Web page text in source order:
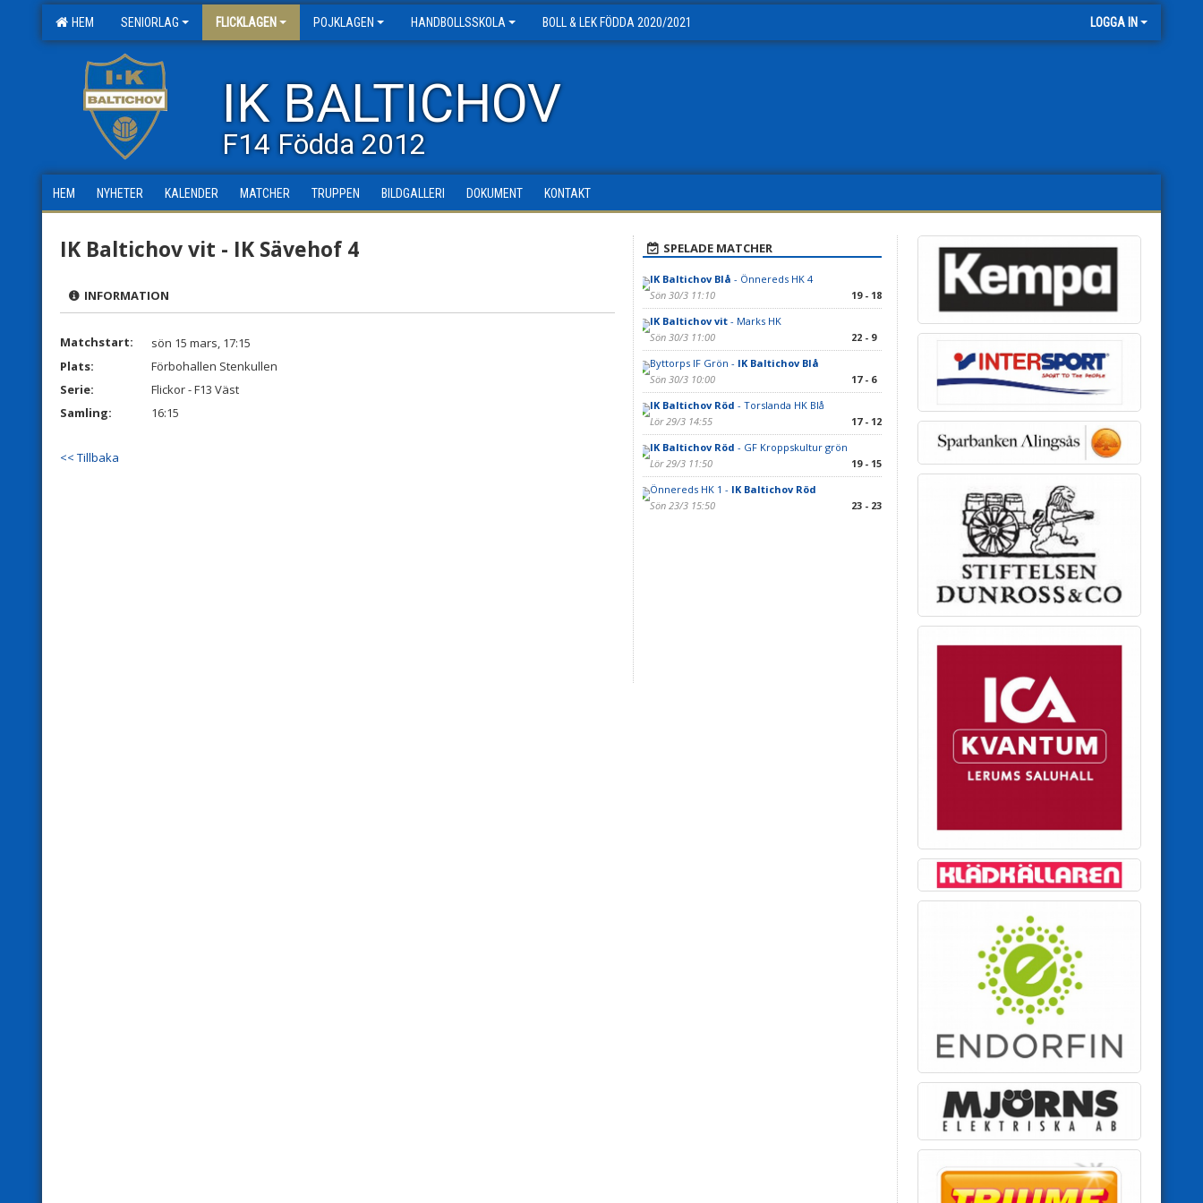
HEM SENIORLAG FLICKLAGEN POJKLAGEN HANDBOLLSSKOLA BOLL & LEK FÖDDA 2020/2021 LOGGA IN
IK BALTICHOV
F14 Födda 2012
HEM NYHETER KALENDER MATCHER TRUPPEN BILDGALLERI DOKUMENT KONTAKT
IK Baltichov vit - IK Sävehof 4
INFORMATION
Matchstart:
sön 15 mars, 17:15
Plats:
Förbohallen Stenkullen
Serie:
Flickor - F13 Väst
Samling:
16:15
<< Tillbaka
SPELADE MATCHER
IK Baltichov Blå - Önnereds HK 4
Sön 30/3 11:10
19 - 18
IK Baltichov vit- Marks HK
Sön 30/3 11:00
22 - 9
Byttorps IF Grön - IK Baltichov Blå
Sön 30/3 10:00
17 - 6
IK Baltichov Röd - Torslanda HK Blå
Lör 29/3 14:55
17 - 12
IK Baltichov Röd - GF Kroppskultur grön
Lör 29/3 11:50
19 - 15
Önnereds HK 1 - IK Baltichov Röd
Sön 23/3 15:50
23 - 23